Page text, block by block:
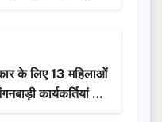
के लिए 13 महिलाओं
कार्यकर्तियां भी